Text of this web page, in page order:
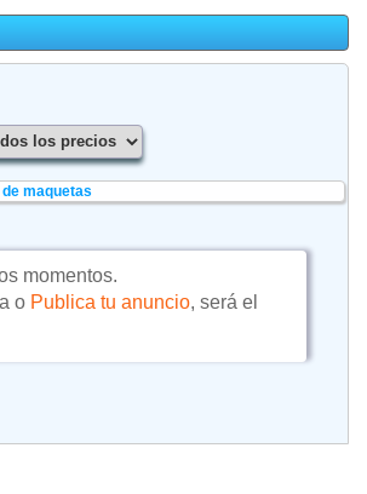
maquetas
momentos.
o Publica tu anuncio, será el